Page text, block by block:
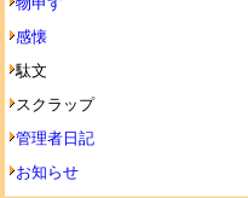
感懐
駄文
スクラップ
管理者日記
お知らせ